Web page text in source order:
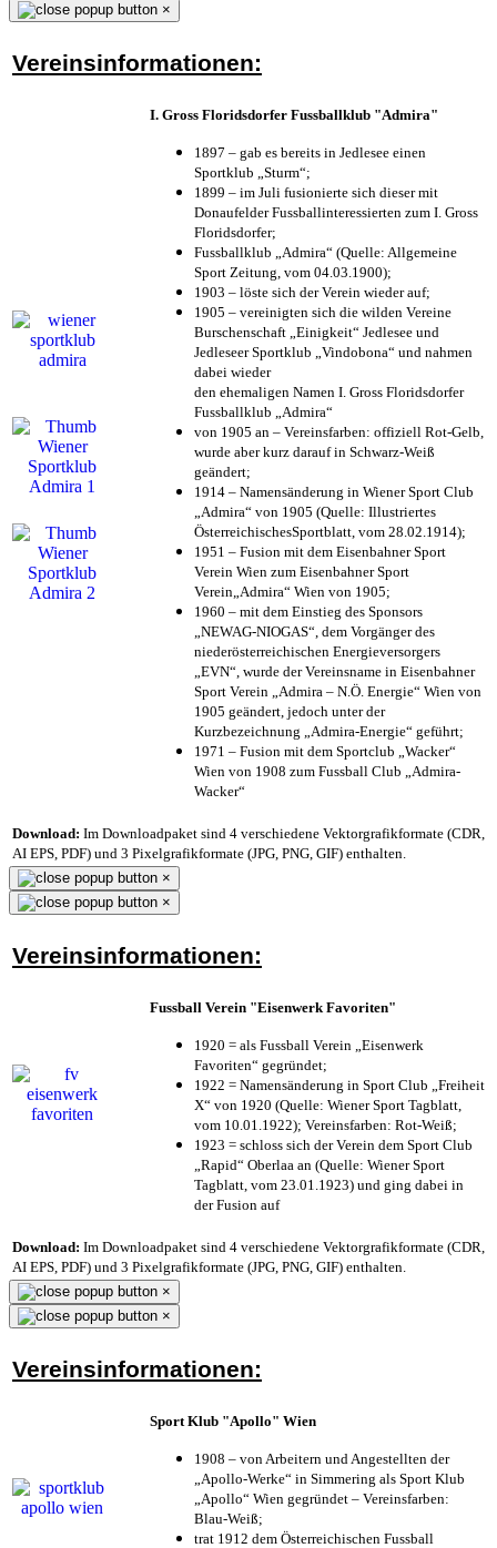
×
Vereinsinformationen:
I. Gross Floridsdorfer Fussballklub "Admira"
1897 – gab es bereits in Jedlesee einen
Sportklub „Sturm“;
1899 – im Juli fusionierte sich dieser mit
Donaufelder Fussballinteressierten zum I. Gross
Floridsdorfer;
Fussballklub „Admira“ (Quelle: Allgemeine
Sport Zeitung, vom 04.03.1900);
1903 – löste sich der Verein wieder auf;
1905 – vereinigten sich die wilden Vereine
Burschenschaft „Einigkeit“ Jedlesee und
Jedleseer Sportklub „Vindobona“ und nahmen
dabei wieder
den ehemaligen Namen I. Gross Floridsdorfer
Fussballklub „Admira“
von 1905 an – Vereinsfarben: offiziell Rot-Gelb,
wurde aber kurz darauf in Schwarz-Weiß
geändert;
1914 – Namensänderung in Wiener Sport Club
„Admira“ von 1905 (Quelle: Illustriertes
ÖsterreichischesSportblatt, vom 28.02.1914);
1951 – Fusion mit dem Eisenbahner Sport
Verein Wien zum Eisenbahner Sport
Verein„Admira“ Wien von 1905;
1960 – mit dem Einstieg des Sponsors
„NEWAG-NIOGAS“, dem Vorgänger des
niederösterreichischen Energieversorgers
„EVN“, wurde der Vereinsname in Eisenbahner
Sport Verein „Admira – N.Ö. Energie“ Wien von
1905 geändert, jedoch unter der
Kurzbezeichnung „Admira-Energie“ geführt;
1971 – Fusion mit dem Sportclub „Wacker“
Wien von 1908 zum Fussball Club „Admira-
Wacker“
Download: Im Downloadpaket sind 4 verschiedene Vektorgrafikformate (CDR,
AI EPS, PDF) und 3 Pixelgrafikformate (JPG, PNG, GIF) enthalten.
×
×
Vereinsinformationen:
Fussball Verein "Eisenwerk Favoriten"
1920 = als Fussball Verein „Eisenwerk
Favoriten“ gegründet;
1922 = Namensänderung in Sport Club „Freiheit
X“ von 1920 (Quelle: Wiener Sport Tagblatt,
vom 10.01.1922); Vereinsfarben: Rot-Weiß;
1923 = schloss sich der Verein dem Sport Club
„Rapid“ Oberlaa an (Quelle: Wiener Sport
Tagblatt, vom 23.01.1923) und ging dabei in
der Fusion auf
Download: Im Downloadpaket sind 4 verschiedene Vektorgrafikformate (CDR,
AI EPS, PDF) und 3 Pixelgrafikformate (JPG, PNG, GIF) enthalten.
×
×
Vereinsinformationen:
Sport Klub "Apollo" Wien
1908 – von Arbeitern und Angestellten der
„Apollo-Werke“ in Simmering als Sport Klub
„Apollo“ Wien gegründet – Vereinsfarben:
Blau-Weiß;
trat 1912 dem Österreichischen Fussball